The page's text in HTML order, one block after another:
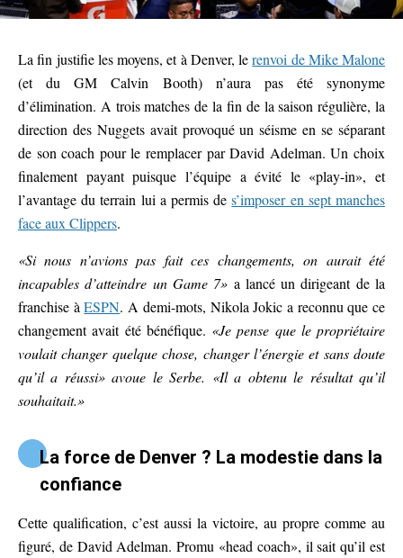
La fin justifie les moyens, et à Denver, lerenvoi de Mike Malone
(et du GM Calvin Booth) n’aura pas été synonyme
d’élimination. A trois matches de la fin de la saison régulière, la
direction des Nuggets avait provoqué un séisme en se séparant
de son coach pour le remplacer par David Adelman. Un choix
finalement payant puisque l’équipe a évité le «play-in», et
l’avantage du terrain lui a permis des’imposer en sept manches
face aux Clippers.
«Si nous n’avions pas fait ces changements, on aurait été
incapables d’atteindre un Game 7» a lancé un dirigeant de la
franchise àESPN. A demi-mots, Nikola Jokic a reconnu que ce
changement avait été bénéfique. «Je pense que le propriétaire
voulait changer quelque chose, changer l’énergie et sans doute
qu’il a réussi» avoue le Serbe. «Il a obtenu le résultat qu’il
souhaitait.»
La force de Denver ? La modestie dans la
confiance
Cette qualification, c’est aussi la victoire, au propre comme au
figuré, de David Adelman. Promu «head coach», il sait qu’il est